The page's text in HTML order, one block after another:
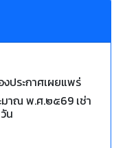
ประกาศเผยแพร่
มาณ พ.ศ.๒๕69 เช่า
น